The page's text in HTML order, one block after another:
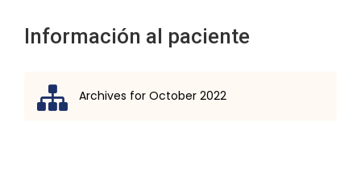
Información al paciente
Archives for October 2022